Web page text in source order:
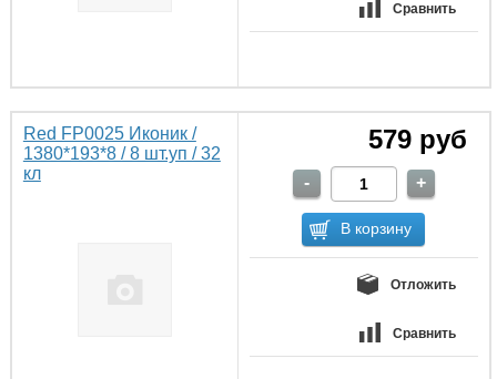
Сравнить
Red FP0025 Иконик /
1380*193*8 / 8 шт.уп / 32
кл
579 руб
Отложить
Сравнить